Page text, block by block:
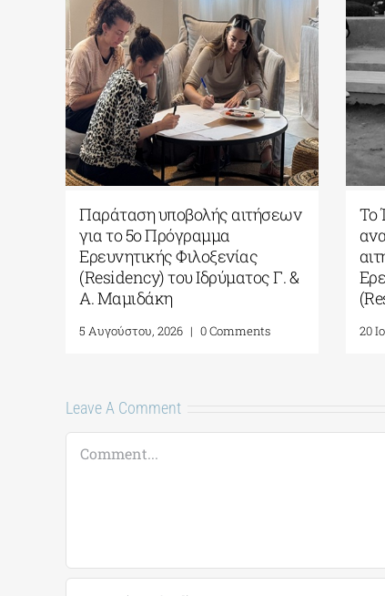
Παράταση υποβολής αιτήσεων
για το 5ο Πρόγραμμα
Ερευνητικής Φιλοξενίας
(Residency) του Ιδρύματος Γ. &
Α. Μαμιδάκη
5 Αυγούστου, 2026 0 Comments
Το
20
Leave A Comment
Comment